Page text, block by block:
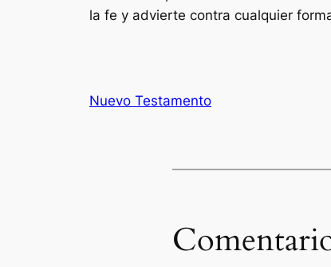
la fe y advierte contra cualquier
Nuevo Testamento